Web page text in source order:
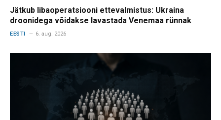
Jätkub libaoperatsiooni ettevalmistus: Ukraina
droonidega võidakse lavastada Venemaa rünnak
EESTI 6. aug. 2026